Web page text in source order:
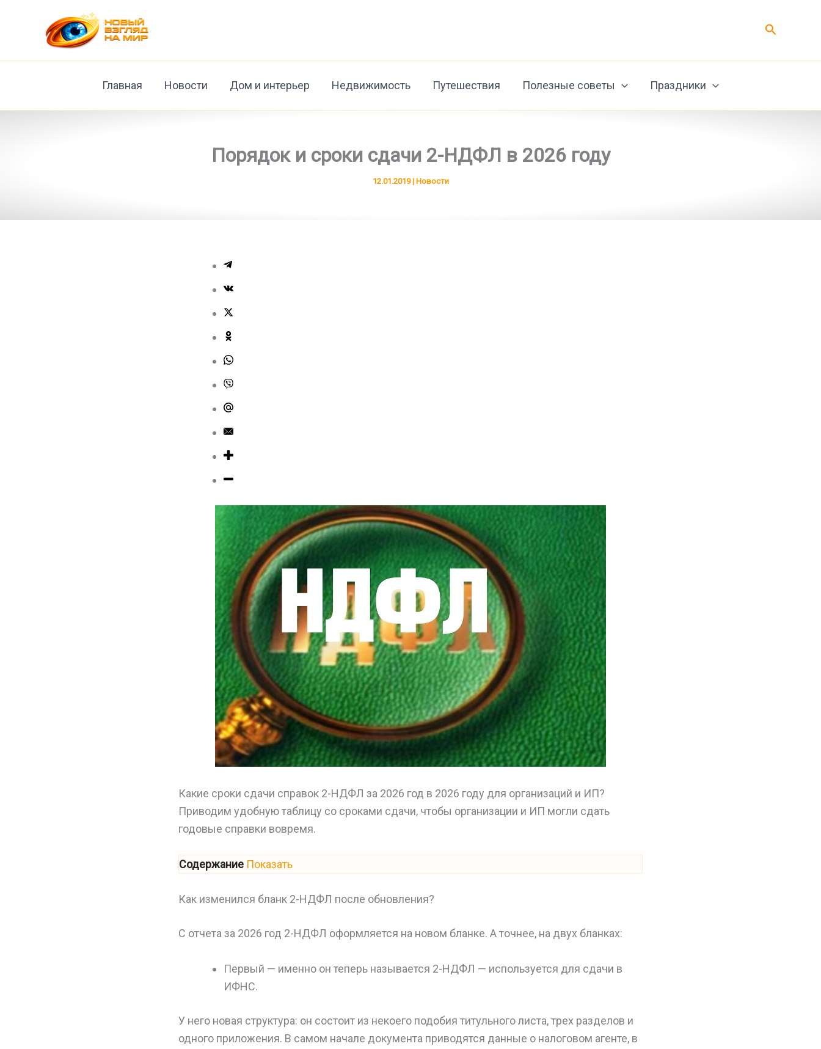
содержимому
Поиск
Главная Новости Дом и интерьер Недвижимость Путешествия Полезные советы Праздники
Порядок и сроки сдачи 2-НДФЛ в 2026 году
12.01.2019| Новости
Какие сроки сдачи справок 2-НДФЛ за 2026 год в 2026 году для организаций и ИП?
Приводим удобную таблицу со сроками сдачи, чтобы организации и ИП могли сдать
годовые справки вовремя.
Содержание Показать
Как изменился бланк 2-НДФЛ после обновления?
С отчета за 2026 год 2-НДФЛ оформляется на новом бланке. А точнее, на двух бланках:
Первый — именно он теперь называется 2-НДФЛ — используется для сдачи в
ИФНС.
У него новая структура: он состоит из некоего подобия титульного листа, трех разделов и
одного приложения. В самом начале документа приводятся данные о налоговом агенте, в